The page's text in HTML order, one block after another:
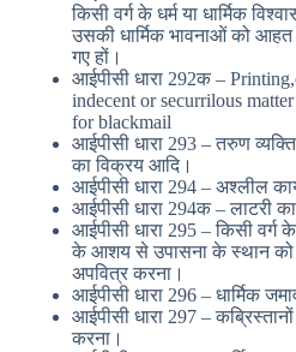
किसी वर्ग के धर्म या धार्मिक
उसकी धार्मिक भावनाओं को
गए हों।
आईपीसी धारा 292क –
indecent or securrilous
for blackmail
आईपीसी धारा 293 – तरुण
का विक्रय आदि।
आईपीसी धारा 294 – अश्लील
आईपीसी धारा 294क – लाटरी
आईपीसी धारा 295 – किसी वर्ग
के आशय से उपासना के स्थान को
अपवित्र करना।
आईपीसी धारा 296 – धार्मिक
आईपीसी धारा 297 –
करना।